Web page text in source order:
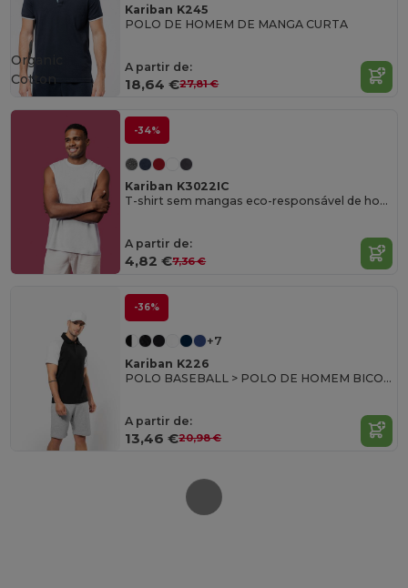
Kariban K245
POLO DE HOMEM DE MANGA CURTA
A partir de:
18,64 €27,81 €
Organic
Cotton
-34%
Kariban K3022IC
T-shirt sem mangas eco-responsável de homem
A partir de:
4,82 €7,36 €
-36%
+7
Kariban K226
POLO BASEBALL > POLO DE HOMEM BICOLOR
A partir de:
13,46 €20,98 €